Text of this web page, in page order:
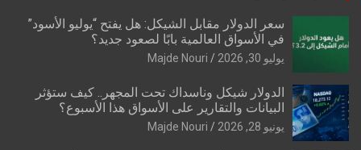
سعر الدولار مقابل الشيكل: هل يفتح “يوليو الأسود”
في الأسواق العالمية بابًا لصعود جديد؟
يوليو 30, 2026 Majde Nouri
الدولار شيكل وناسداك تحت المجهر.. كيف ستؤثر
البيانات والتقارير على الأسواق هذا الأسبوع؟
يونيو 28, 2026 Majde Nouri